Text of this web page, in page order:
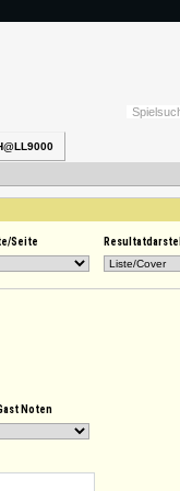
Seite
Noten